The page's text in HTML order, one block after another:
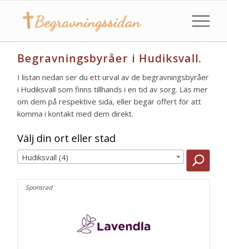
Begravningsbyråer i Hudiksvall.
I listan nedan ser du ett urval av de begravningsbyråer
i Hudiksvall som finns tillhands i en tid av sorg. Läs mer
om dem på respektive sida, eller begär offert för att
komma i kontakt med dem direkt.
Välj din ort eller stad
Hudiksvall (4)
Sponsrad